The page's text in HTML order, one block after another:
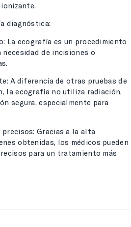
diagnóstica:
La ecografía es un procedimiento
de incisiones o
A diferencia de otras pruebas de
la ecografía no utiliza radiación,
segura, especialmente para
Gracias a la alta
obtenidas, los médicos pueden
para un tratamiento más